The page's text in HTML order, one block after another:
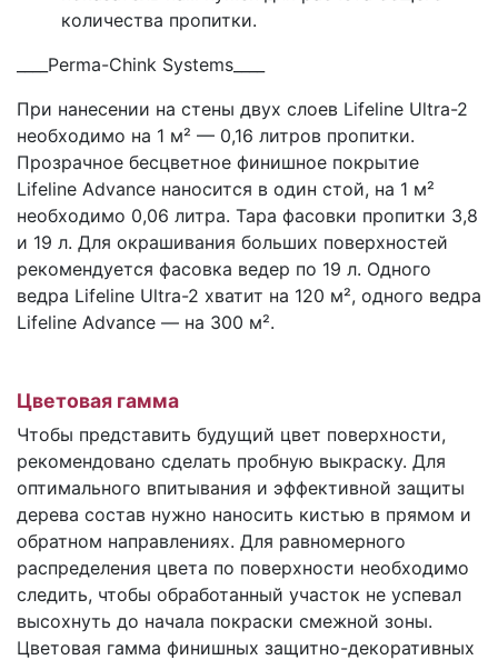
количества пропитки.
____Perma-Chink Systems____
При нанесении на стены двyх слоев Lifeline Ultra-2
необходимо на 1 м² — 0,16 литров пропитки.
Прозрачное бесцветное финишное покрытие
Lifeline Advance наносится в один стой, на 1 м²
необходимо 0,06 литра. Тара фасовки пропитки 3,8
и 19 л. Для окрашивания больших поверхностей
рекомендуется фасовка ведер по 19 л. Одного
ведра Lifeline Ultra-2 хватит на 120 м², одного ведра
Lifeline Advance — на 300 м².
Цветовая гамма
Чтобы представить будущий цвет поверхности,
рекомендовано сделать пробную выкраску. Для
оптимального впитывания и эффективной защиты
дерева состав нужно наносить кистью в прямом и
обратном направлениях. Для равномерного
распределения цвета по поверхности необходимо
следить, чтобы обработанный участок не успевал
высохнуть до начала покраски смежной зоны.
Цветовая гамма финишных защитно-декоративных